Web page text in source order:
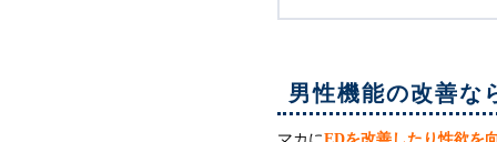
男性機能の改善な